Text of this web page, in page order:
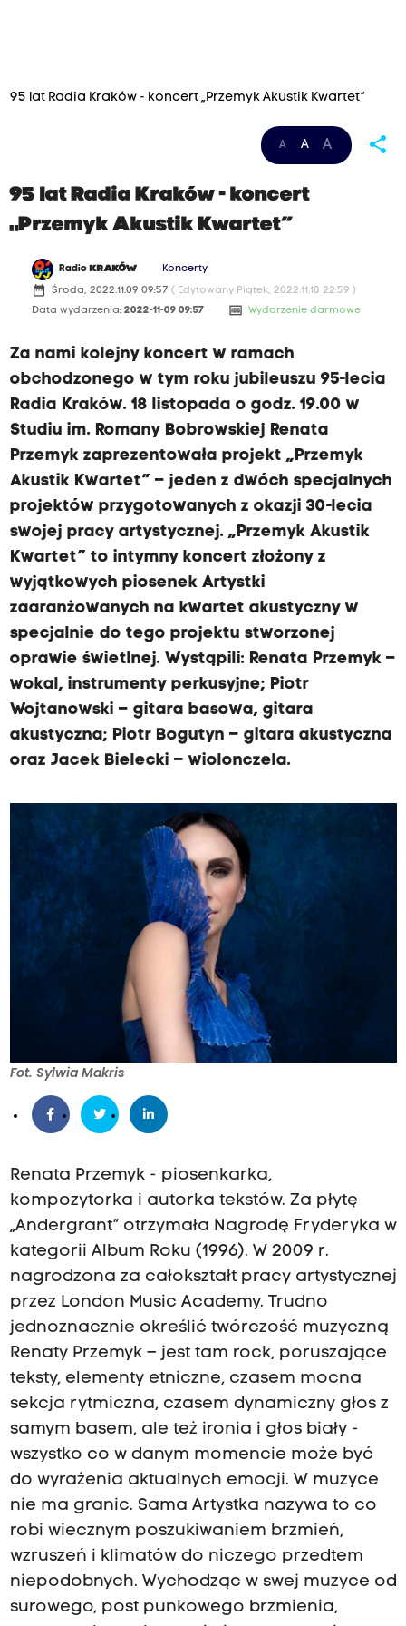
95 lat Radia Kraków - koncert „Przemyk Akustik Kwartet”
A A A share
95 lat Radia Kraków - koncert
„Przemyk Akustik Kwartet”
Radio KRAKÓW Koncerty
date_range Środa, 2022.11.09 09:57 ( Edytowany Piątek, 2022.11.18 22:59 )
Data wydarzenia: 2022-11-09 09:57 money Wydarzenie darmowe
Za nami kolejny koncert w ramach
obchodzonego w tym roku jubileuszu 95-lecia
Radia Kraków. 18 listopada o godz. 19.00 w
Studiu im. Romany Bobrowskiej Renata
Przemyk zaprezentowała projekt „Przemyk
Akustik Kwartet” – jeden z dwóch specjalnych
projektów przygotowanych z okazji 30-lecia
swojej pracy artystycznej. „Przemyk Akustik
Kwartet” to intymny koncert złożony z
wyjątkowych piosenek Artystki
zaaranżowanych na kwartet akustyczny w
specjalnie do tego projektu stworzonej
oprawie świetlnej. Wystąpili: Renata Przemyk –
wokal, instrumenty perkusyjne; Piotr
Wojtanowski – gitara basowa, gitara
akustyczna; Piotr Bogutyn – gitara akustyczna
oraz Jacek Bielecki – wiolonczela.
Fot. Sylwia Makris
Renata Przemyk - piosenkarka,
kompozytorka i autorka tekstów. Za płytę
„Andergrant” otrzymała Nagrodę Fryderyka w
kategorii Album Roku (1996). W 2009 r.
nagrodzona za całokształt pracy artystycznej
przez London Music Academy. Trudno
jednoznacznie określić twórczość muzyczną
Renaty Przemyk – jest tam rock, poruszające
teksty, elementy etniczne, czasem mocna
sekcja rytmiczna, czasem dynamiczny głos z
samym basem, ale też ironia i głos biały -
wszystko co w danym momencie może być
do wyrażenia aktualnych emocji. W muzyce
nie ma granic. Sama Artystka nazywa to co
robi wiecznym poszukiwaniem brzmień,
wzruszeń i klimatów do niczego przedtem
niepodobnych. Wychodząc w swej muzyce od
surowego, post punkowego brzmienia,